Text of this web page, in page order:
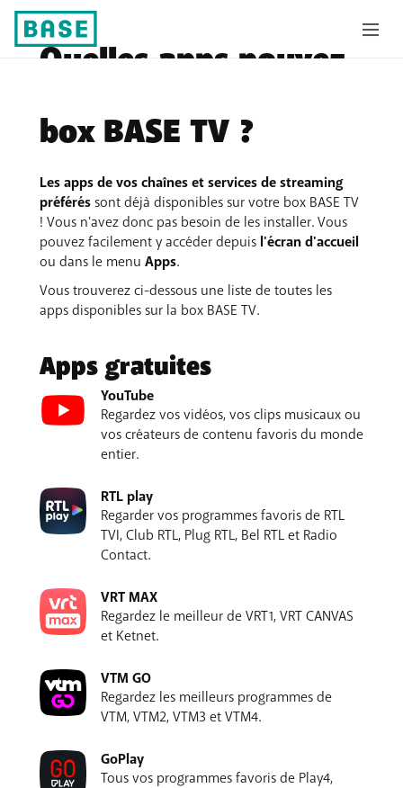
Quelles apps pouvez-
box BASE TV ?
Les apps de vos chaînes et services de streaming
préférés sont déjà disponibles sur votre box BASE TV
! Vous n'avez donc pas besoin de les installer. Vous
pouvez facilement y accéder depuis l'écran d'accueil
ou dans le menu Apps.
Vous trouverez ci-dessous une liste de toutes les
apps disponibles sur la box BASE TV.
Apps gratuites
YouTube
Regardez vos vidéos, vos clips musicaux ou
vos créateurs de contenu favoris du monde
entier.
RTL play
Regarder vos programmes favoris de RTL
TVI, Club RTL, Plug RTL, Bel RTL et Radio
Contact.
VRT MAX
Regardez le meilleur de VRT1, VRT CANVAS
et Ketnet.
VTM GO
Regardez les meilleurs programmes de
VTM, VTM2, VTM3 et VTM4.
GoPlay
Tous vos programmes favoris de Play4,